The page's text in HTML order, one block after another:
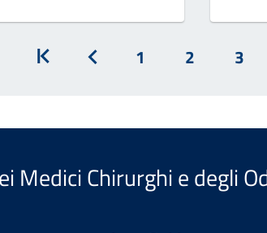
1 2 3
Medici Chirurghi e degli